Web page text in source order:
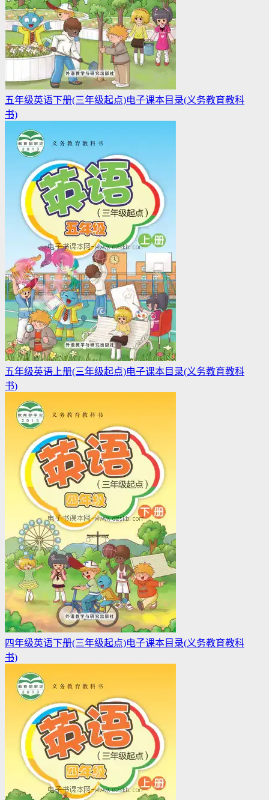
五年级英语下册(三年级起点)电子课本目录(义务教育教科
书)
五年级英语上册(三年级起点)电子课本目录(义务教育教科
书)
四年级英语下册(三年级起点)电子课本目录(义务教育教科
书)